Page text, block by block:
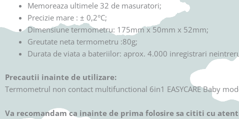
Memoreaza ultimele 32 de masuratori;
Precizie mare : ± 0,2°C;
Dimensiune termometru: 175mm x 50mm x 52mm;
Greutate neta termometru :80g;
Durata de viata a bateriilor: aprox. 4.000 inregistrari
Precautii inainte de utilizare:
Termometrul non contact multifunctional 6in1 EASYCARE Baby
Va recomandam ca inainte de prima folosire sa cititi cu